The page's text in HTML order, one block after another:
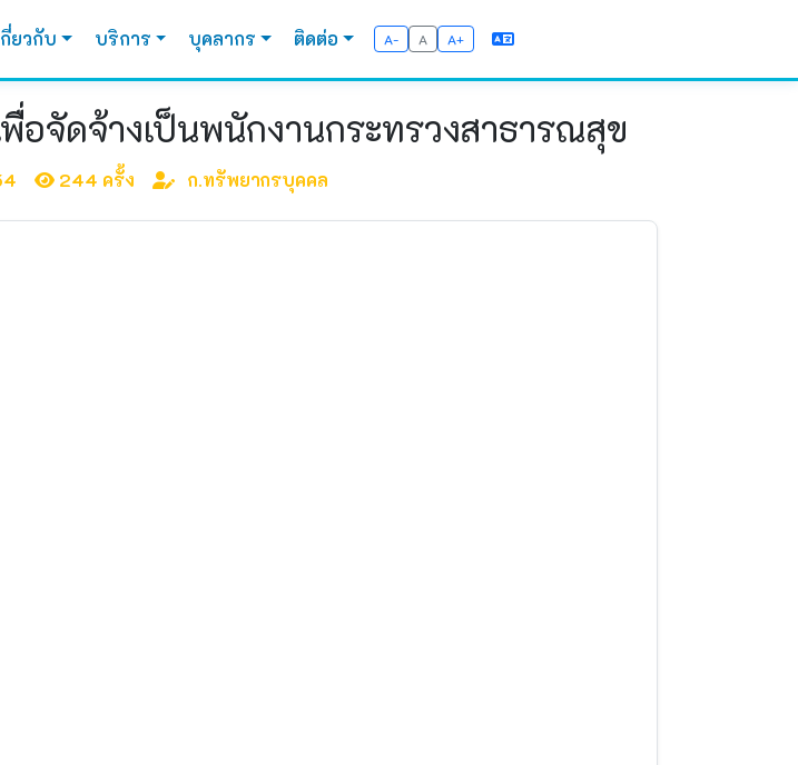
กี่ยวกับ บริการ บุคลากร ติดต่อ A- A A+
อจัดจ้างเป็นพนักงานกระทรวงสาธารณสุข
244 ครั้ง ก.ทรัพยากรบุคคล